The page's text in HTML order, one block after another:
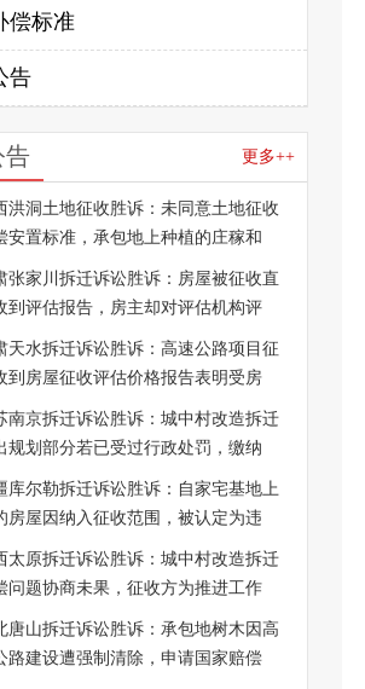
偿标准
告
告 更多++
洪洞土地征收胜诉：未同意土地征收
安置标准，承包地上种植的庄稼和
张家川拆迁诉讼胜诉：房屋被征收直
到评估报告，房主却对评估机构评
天水拆迁诉讼胜诉：高速公路项目征
到房屋征收评估价格报告表明受房
南京拆迁诉讼胜诉：城中村改造拆迁
规划部分若已受过行政处罚，缴纳
库尔勒拆迁诉讼胜诉：自家宅基地上
房屋因纳入征收范围，被认定为违
太原拆迁诉讼胜诉：城中村改造拆迁
问题协商未果，征收方为推进工作
唐山拆迁诉讼胜诉：承包地树木因高
路建设遭强制清除，申请国家赔偿